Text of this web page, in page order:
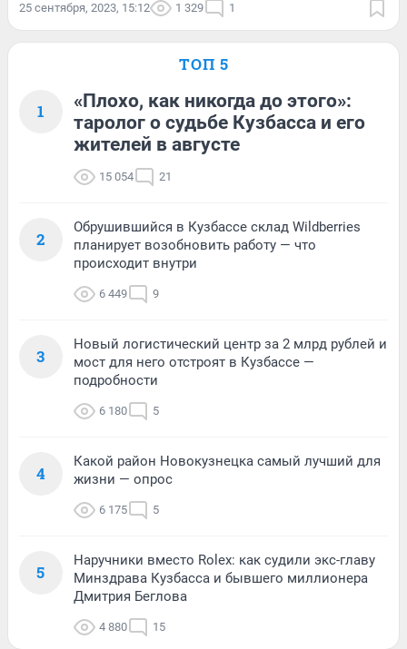
25 сентября, 2023, 15:12 1 329 1
ТОП 5
1
«Плохо, как никогда до этого»:
таролог о судьбе Кузбасса и его
жителей в августе
15 054 21
2
Обрушившийся в Кузбассе склад Wildberries
планирует возобновить работу — что
происходит внутри
6 449 9
3
Новый логистический центр за 2 млрд рублей и
мост для него отстроят в Кузбассе —
подробности
6 180 5
4
Какой район Новокузнецка самый лучший для
жизни — опрос
6 175 5
5
Наручники вместо Rolex: как судили экс-главу
Минздрава Кузбасса и бывшего миллионера
Дмитрия Беглова
4 880 15